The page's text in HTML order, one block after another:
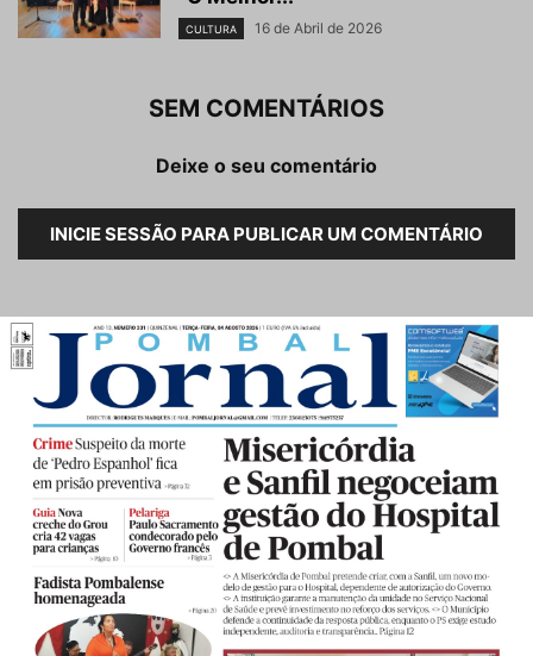
CULTURA 16 de Abril de 2026
SEM COMENTÁRIOS
Deixe o seu comentário
INICIE SESSÃO PARA PUBLICAR UM COMENTÁRIO